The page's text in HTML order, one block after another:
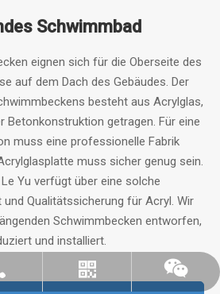
Schwimmbad
eignen sich für die Oberseite des
auf dem Dach des Gebäudes. Der
besteht aus Acrylglas,
Betonkonstruktion getragen. Für eine
muss eine professionelle Fabrik
muss sicher genug sein.
Yu verfügt über eine solche
Qualitätssicherung für Acryl. Wir
Schwimmbecken entworfen,
und installiert.
13584439533